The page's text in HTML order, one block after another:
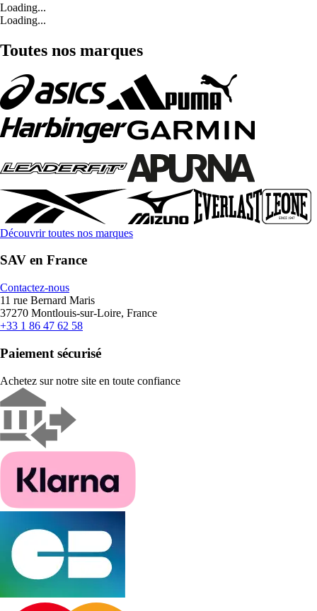
Loading...
Loading...
Toutes nos marques
Découvrir toutes nos marques
SAV en France
Contactez-nous
11 rue Bernard Maris
37270 Montlouis-sur-Loire, France
+33 1 86 47 62 58
Paiement sécurisé
Achetez sur notre site en toute confiance